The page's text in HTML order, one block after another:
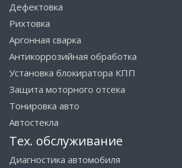
Дефектовка
Рихтовка
Аргонная сварка
Антикоррозийная обработка
Установка блокиратора КПП
Защита моторного отсека
Тонировка авто
Автостекла
Тех. обслуживание
Диагностика автомобиля